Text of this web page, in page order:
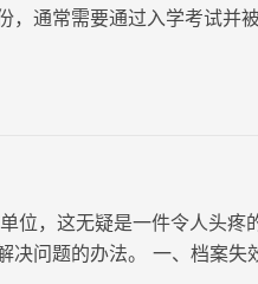
，通常需要通过入学考试并
位，这无疑是一件令人头疼
决问题的办法。 一、档案失